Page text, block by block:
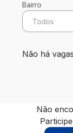
Bairro
Todos
0 vagas
Não há vagas
Não